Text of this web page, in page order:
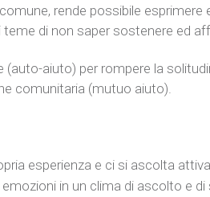
rende possibile esprimere
di non saper sostenere ed
aiuto) per rompere la
comunitaria (mutuo aiuto).
esperienza e ci si ascolta
in un clima di ascolto e